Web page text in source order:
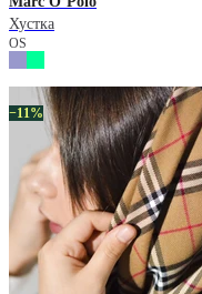
Хустка
OS
−11%